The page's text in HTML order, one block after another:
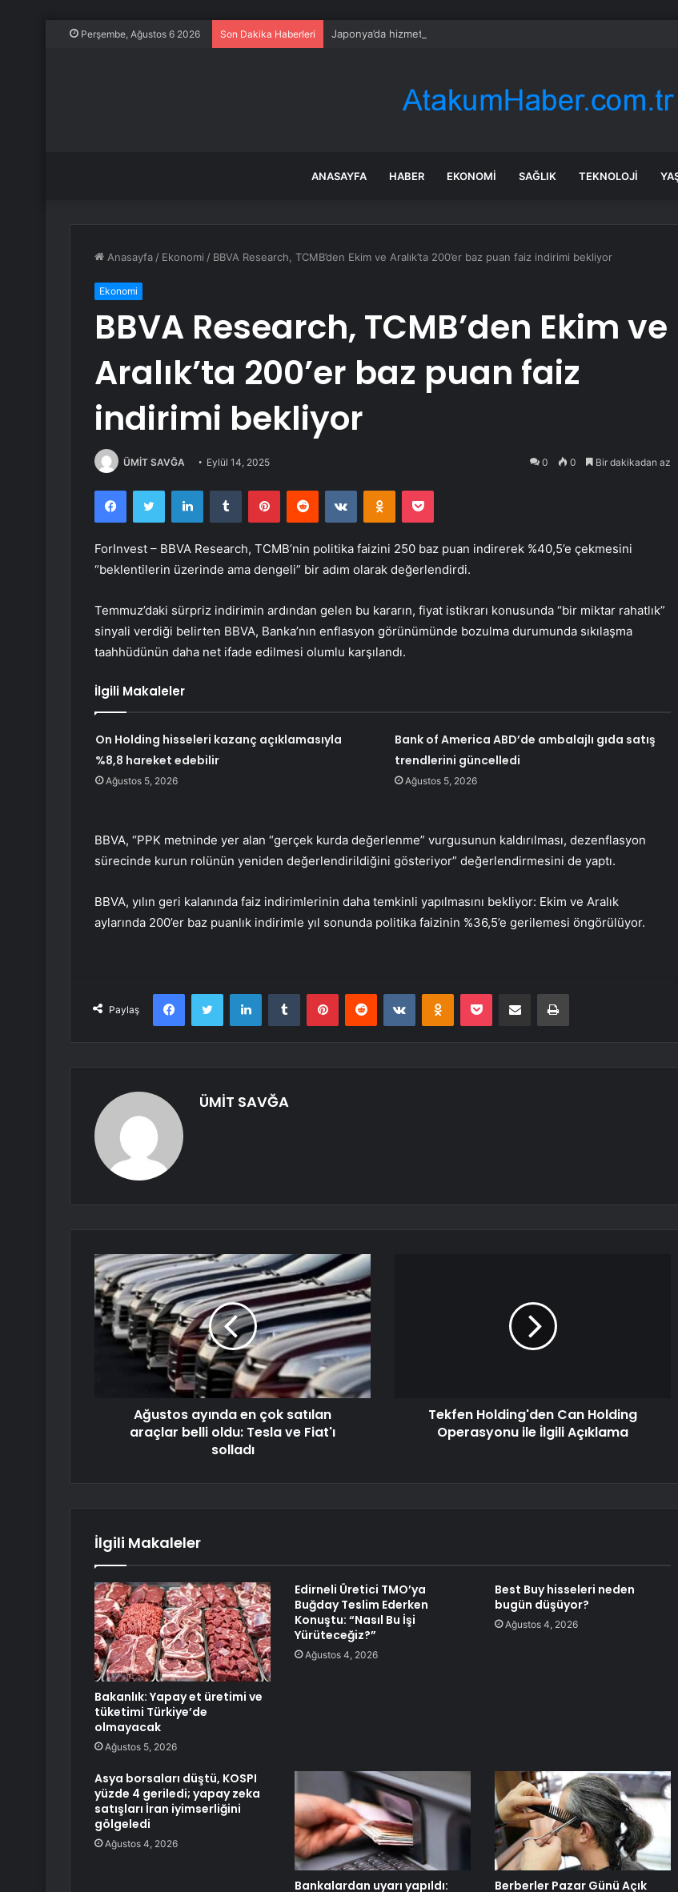
Perşembe, Ağustos 6 2026 Son Dakika Haberleri Japonya’da hizmet sektörü büyümesi yavaşladı, yeni siparişler 25
ANASAYFA HABER EKONOMI SAĞLIK TEKNOLOJI
Anasayfa / Ekonomi / BBVA Research, TCMB’den Ekim ve Aralık’ta 200’er baz puan faiz indirimi bekliyor
Ekonomi
BBVA Research, TCMB’den Ekim ve
Aralık’ta 200’er baz puan faiz
indirimi bekliyor
ÜMİT SAVĞA Eylül 14, 2025 0 0 Bir dakikadan az
FacebookTwitter LinkedInTumblr PinterestReddit VKontakteOdnoklassniki
Pocket
ForInvest – BBVA Research, TCMB’nin politika faizini 250 baz puan indirerek %40,5’e çekmesini
“beklentilerin üzerinde ama dengeli” bir adım olarak değerlendirdi.
Temmuz’daki sürpriz indirimin ardından gelen bu kararın, fiyat istikrarı konusunda “bir miktar rahatlık”
sinyali verdiği belirten BBVA, Banka’nın enflasyon görünümünde bozulma durumunda sıkılaşma
taahhüdünün daha net ifade edilmesi olumlu karşılandı.
İlgili Makaleler
On Holding hisseleri kazanç açıklamasıyla
%8,8 hareket edebilir
Ağustos 5, 2026
Bank of America ABD’de ambalajlı gıda satış
trendlerini güncelledi
Ağustos 5, 2026
BBVA, “PPK metninde yer alan “gerçek kurda değerlenme” vurgusunun kaldırılması, dezenflasyon
sürecinde kurun rolünün yeniden değerlendirildiğini gösteriyor” değerlendirmesini de yaptı.
BBVA, yılın geri kalanında faiz indirimlerinin daha temkinli yapılmasını bekliyor: Ekim ve Aralık
aylarında 200’er baz puanlık indirimle yıl sonunda politika faizinin %36,5’e gerilemesi öngörülüyor.
Paylaş
FacebookTwitter LinkedInTumblr PinterestReddit VKontakteOdnoklassniki
Pocket E-Posta ile paylaş Yazdır
ÜMİT SAVĞA
Ağustos ayında en çok satılan
araçlar belli oldu: Tesla ve Fiat'ı
solladı
Tekfen Holding'den Can Holding
Operasyonu ile İlgili Açıklama
İlgili Makaleler
Bakanlık: Yapay et üretimi ve
tüketimi Türkiye’de
olmayacak
Ağustos 5, 2026
Edirneli Üretici TMO’ya
Buğday Teslim Ederken
Konuştu: “Nasıl Bu İşi
Yürüteceğiz?”
Ağustos 4, 2026
Best Buy hisseleri neden
bugün düşüyor?
Ağustos 4, 2026
Asya borsaları düştü, KOSPI
yüzde 4 geriledi; yapay zeka
satışları İran iyimserliğini
gölgeledi
Ağustos 4, 2026
Bankalardan uyarı yapıldı:
Berberler Pazar Günü Açık